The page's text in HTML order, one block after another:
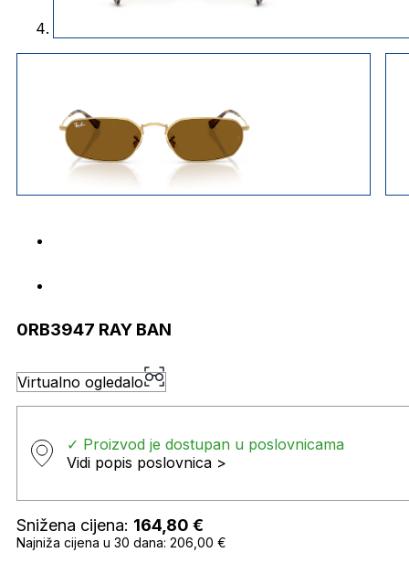
0RB3947 RAY BAN
Virtualno ogledalo
✓ Proizvod je dostupan u poslovnicama
Vidi popis poslovnica >
Snižena cijena: 164,80 €
Najniža cijena u 30 dana: 206,00 €